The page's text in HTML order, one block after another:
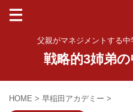
父親がマネジメントする
戦略的3姉弟
HOME > 早稲田アカデミー >